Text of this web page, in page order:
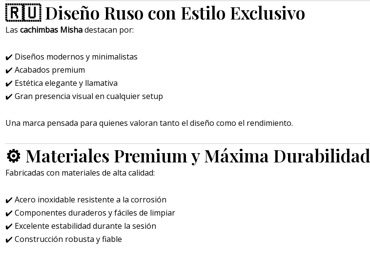
🇷🇺 Diseño Ruso con Estilo Exclusivo
Las cachimbas Mishadestacan por:
✔️ Diseños modernos y minimalistas
✔️ Acabados premium
✔️ Estética elegante y llamativa
✔️ Gran presencia visual en cualquier setup
Una marca pensada para quienes valoran tanto el diseño como el rendimiento.
⚙️ Materiales Premium y Máxima Durabilidad
Fabricadas con materiales de alta calidad:
✔️ Acero inoxidable resistente a la corrosión
✔️ Componentes duraderos y fáciles de limpiar
✔️ Excelente estabilidad durante la sesión
✔️ Construcción robusta y fiable